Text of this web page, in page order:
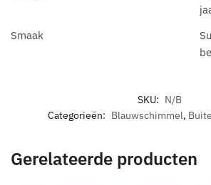
Smaak
SKU: N/B
Categorieën: Blauwschimmel,
Gerelateerde producten